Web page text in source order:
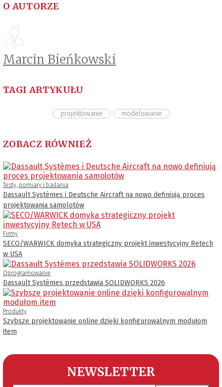
O AUTORZE
Marcin Bieńkowski
TAGI ARTYKUŁU
projektowanie modelowanie
ZOBACZ RÓWNIEŻ
Testy, pomiary i badania
Dassault Systèmes i Deutsche Aircraft na nowo definiują proces
projektowania samolotów
Firmy
SECO/WARWICK domyka strategiczny projekt inwestycyjny Retech
w USA
Oprogramowanie
Dassault Systèmes przedstawia SOLIDWORKS 2026
Produkty
Szybsze projektowanie online dzięki konfigurowalnym modułom
item
NEWSLETTER